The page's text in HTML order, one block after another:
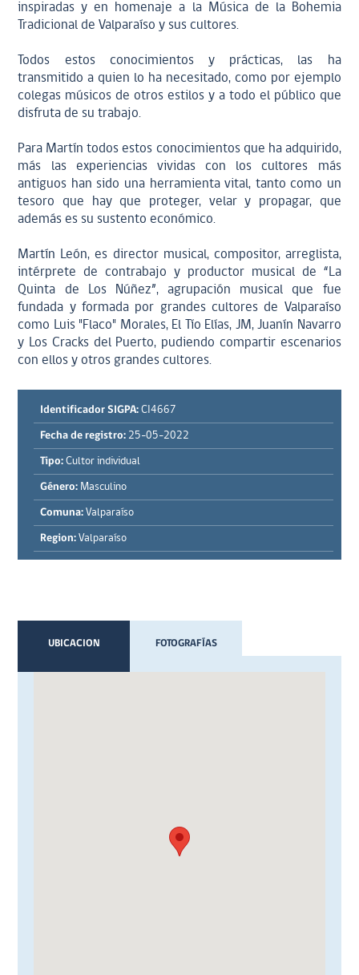
inspiradas y en homenaje a la Música de la Bohemia
Tradicional de Valparaíso y sus cultores.
Todos estos conocimientos y prácticas, las ha
transmitido a quien lo ha necesitado, como por ejemplo
colegas músicos de otros estilos y a todo el público que
disfruta de su trabajo.
Para Martín todos estos conocimientos que ha adquirido,
más las experiencias vividas con los cultores más
antiguos han sido una herramienta vital, tanto como un
tesoro que hay que proteger, velar y propagar, que
además es su sustento económico.
Martín León, es director musical, compositor, arreglista,
intérprete de contrabajo y productor musical de “La
Quinta de Los Núñez”, agrupación musical que fue
fundada y formada por grandes cultores de Valparaíso
como Luis "Flaco" Morales, El Tío Elías, JM, Juanín Navarro
y Los Cracks del Puerto, pudiendo compartir escenarios
con ellos y otros grandes cultores.
Identificador SIGPA: CI4667
Fecha de registro: 25-05-2022
Tipo: Cultor individual
Género: Masculino
Comuna: Valparaíso
Region: Valparaíso
UBICACION FOTOGRAFÍAS